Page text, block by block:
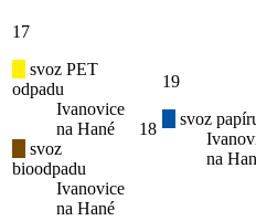
17
svoz PET
odpadu
Ivanovice
na Hané
svoz
bioodpadu
Ivanovice
na Hané
18
19
svoz
na